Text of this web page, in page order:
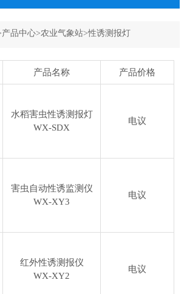
产品中心>农业气象站>性诱测报灯
产品名称 产品价格
水稻害虫性诱测报灯
WX-SDX
电议
害虫自动性诱监测仪
WX-XY3
电议
红外性诱测报仪
WX-XY2
电议